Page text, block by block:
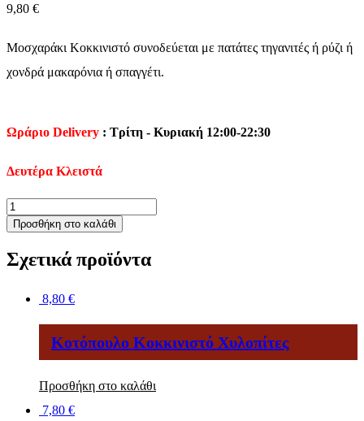
9,80 €
Μοσχαράκι Κοκκινιστό συνοδεύεται με πατάτες τηγανιτές ή ρύζι ή
χονδρά μακαρόνια ή σπαγγέτι.
Ωράριο Delivery : Τρίτη - Κυριακή 12:00-22:30
Δευτέρα Κλειστά
Μοσχάρι
Κοκκινιστό
Γιουβέτσι
Προσθήκη στο καλάθι
Σχετικά προϊόντα
8,80 €
Κοτόπουλο Κοκκινιστό Χυλοπίτες
Προσθήκη στο καλάθι
7,80 €